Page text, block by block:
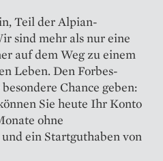
Teil der Alpian-
sind mehr als nur eine
auf dem Weg zu einem
Leben. Den Forbes-
Chance geben:
Sie heute Ihr Konto
ohne
ein Startguthaben von